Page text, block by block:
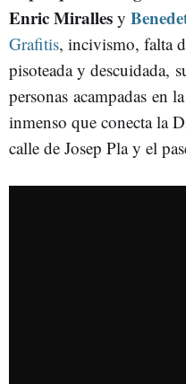
Enric Miralles y
Grafitis, incivismo, falta
pisoteada y descuidada,
personas acampadas en
inmenso que conecta la
calle de Josep Pla y el